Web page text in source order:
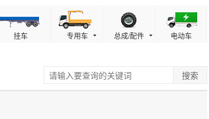
挂车 专用车 总成/配件 电动车